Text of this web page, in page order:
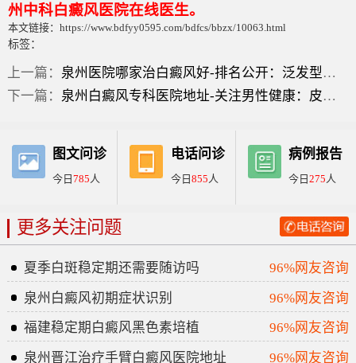
州中科白癜风医院在线医生。
本文链接：https://www.bdfyy0595.com/bdfcs/bbzx/10063.html
标签：
上一篇： 泉州医院哪家治白癜风好-排名公开：泛发型白癜风怎么治疗才正确？
下一篇： 泉州白癜风专科医院地址-关注男性健康：皮肤病白癜风有哪些症状？
图文问诊
今日785人
电话问诊
今日 855人
病例报告
今日275人
更多关注问题
夏季白斑稳定期还需要随访吗
96%网友咨询
泉州白癜风初期症状识别
96%网友咨询
福建稳定期白癜风黑色素培植
96%网友咨询
泉州晋江治疗手臂白癜风医院地址
96%网友咨询